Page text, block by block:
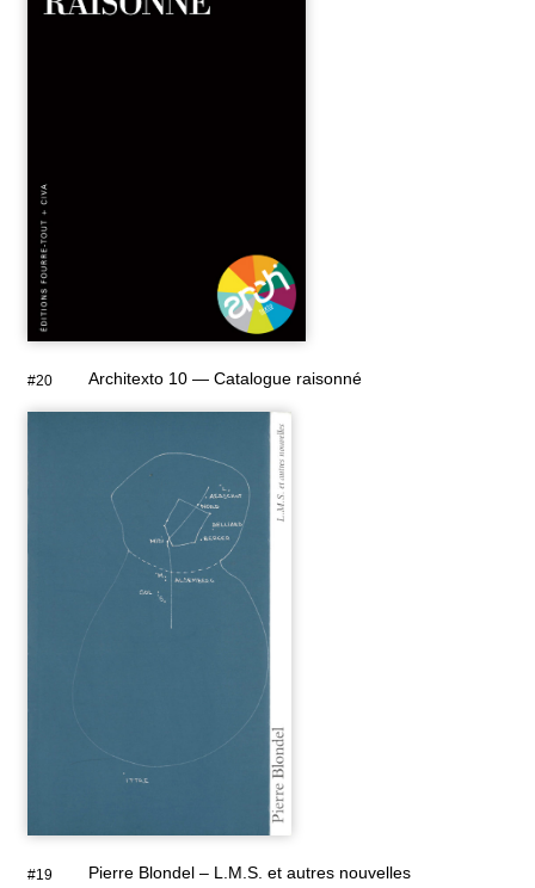
#20 Architexto 10 — Catalogue raisonné
#19 Pierre Blondel – L.M.S. et autres nouvelles